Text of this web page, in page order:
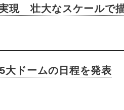
壮大なスケールで描
大ドームの日程を発表